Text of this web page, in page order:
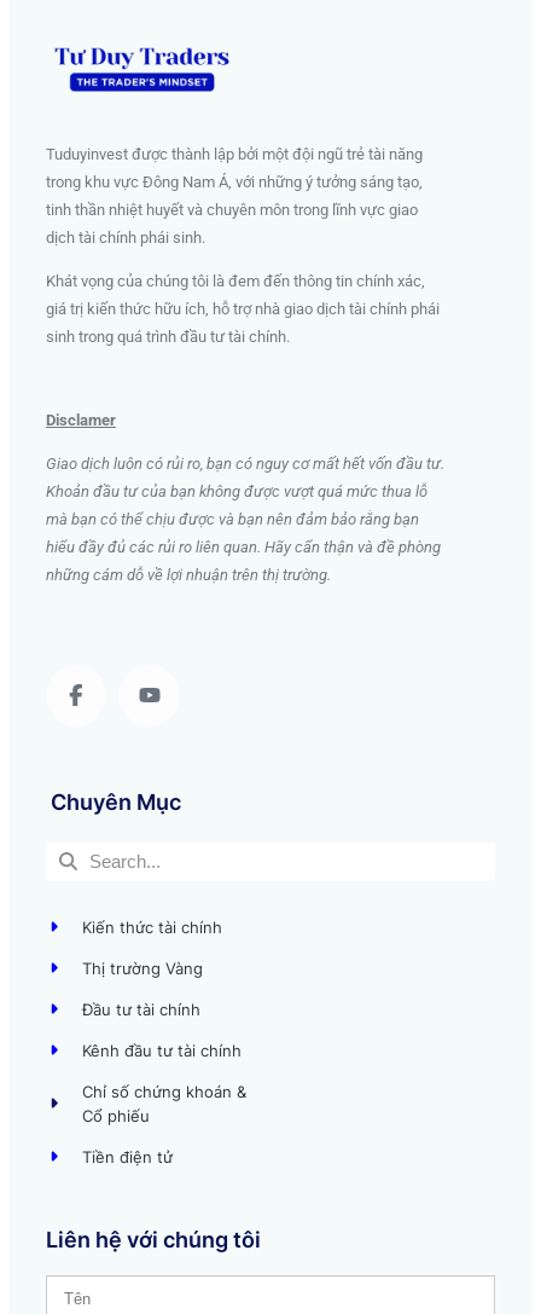
Tuduyinvest được thành lập bởi một đội ngũ trẻ tài năng
trong khu vực Đông Nam Á, với những ý tưởng sáng tạo,
tinh thần nhiệt huyết và chuyên môn trong lĩnh vực giao
dịch tài chính phái sinh.
Khát vọng của chúng tôi là đem đến thông tin chính xác,
giá trị kiến thức hữu ích, hỗ trợ nhà giao dịch tài chính phái
sinh trong quá trình đầu tư tài chính.
Disclamer
Giao dịch luôn có rủi ro, bạn có nguy cơ mất hết vốn đầu tư.
Khoản đầu tư của bạn không được vượt quá mức thua lỗ
mà bạn có thể chịu được và bạn nên đảm bảo rằng bạn
hiểu đầy đủ các rủi ro liên quan. Hãy cẩn thận và đề phòng
những cám dỗ về lợi nhuận trên thị trường.
Chuyên Mục
Kiến thức tài chính
Thị trường Vàng
Đầu tư tài chính
Kênh đầu tư tài chính
Chỉ số chứng khoán &
Cổ phiếu
Tiền điện tử
Liên hệ với chúng tôi